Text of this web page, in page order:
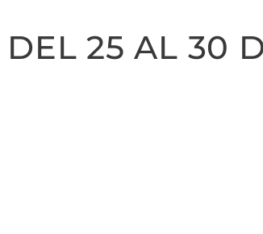
DEL 25 AL 30